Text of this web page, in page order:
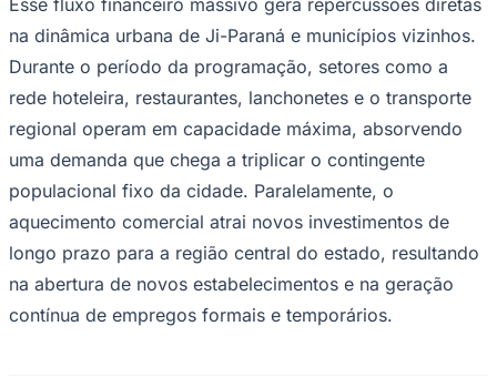
Goiás
Durante o período da programação, setores como a
rede hoteleira, restaurantes, lanchonetes e o transporte
regional operam em capacidade máxima, absorvendo
uma demanda que chega a triplicar o contingente
populacional fixo da cidade. Paralelamente, o
aquecimento comercial atrai novos investimentos de
longo prazo para a região central do estado, resultando
na abertura de novos estabelecimentos e na geração
contínua de empregos formais e temporários.